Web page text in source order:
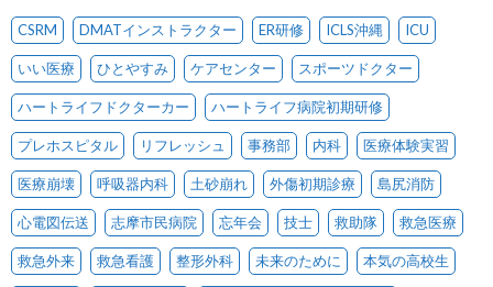
CSRM DMATインストラクター ER研修 ICLS沖縄 ICU
いい医療 ひとやすみ ケアセンター スポーツドクター
ハートライフドクターカー ハートライフ病院初期研修
プレホスピタル リフレッシュ 事務部 内科 医療体験実習
医療崩壊 呼吸器内科 土砂崩れ 外傷初期診療 島尻消防
心電図伝送 志摩市民病院 忘年会 技士 救助隊 救急医療
救急外来 救急看護 整形外科 未来のために 本気の高校生